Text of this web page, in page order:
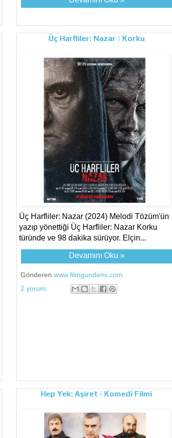
Üç Harfliler: Nazar | Korku
Üç Harfliler: Nazar (2024) Melodi Tözüm'ün
yazıp yönettiği Üç Harfliler: Nazar Korku
türünde ve 98 dakika sürüyor. Elçin...
Devamını Oku »
Gönderenwww.filmgundemi.com
2 yorum:
Hep Yek: Aşiret | Komedi Filmi